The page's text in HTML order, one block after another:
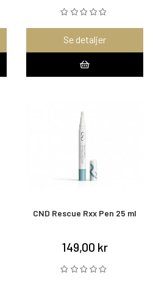
Se detaljer
CND Rescue Rxx Pen 25 ml
149,00 kr